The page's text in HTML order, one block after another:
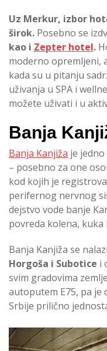
Uz Merkur, izbor
širok. Posebno se
kao i Zepter hotel.
moderno opremljeni,
kada su u pitanju
uživanja u SPA i
možete uživati i u
Banja
Banja Kanjiža je
– posebno za one
kod kojih je
perifernog nervnog
dejstvo vode banje
povreda kolena, kuka
Banja Kanjiža se nalazi
Horgoša i Subotice i
svim gradovima
autoputem E75, pa je
Srbije prilično